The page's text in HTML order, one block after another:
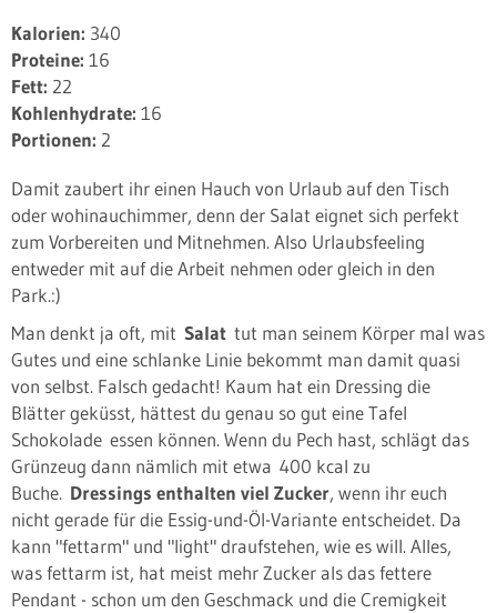
Kalorien: 340
Proteine: 16
Fett: 22
Kohlenhydrate: 16
Portionen: 2
Damit zaubert ihr einen Hauch von Urlaub auf den Tisch
oder wohinauchimmer, denn der Salat eignet sich perfekt
zum Vorbereiten und Mitnehmen. Also Urlaubsfeeling
entweder mit auf die Arbeit nehmen oder gleich in den
Park.:)
Man denkt ja oft, mit Salat tut man seinem Körper mal was
Gutes und eine schlanke Linie bekommt man damit quasi
von selbst. Falsch gedacht! Kaum hat ein Dressing die
Blätter geküsst, hättest du genau so gut eine Tafel
Schokolade essen können. Wenn du Pech hast, schlägt das
Grünzeug dann nämlich mit etwa 400 kcal zu
Buche. Dressings enthalten viel Zucker, wenn ihr euch
nicht gerade für die Essig-und-Öl-Variante entscheidet. Da
kann "fettarm" und "light" draufstehen, wie es will. Alles,
was fettarm ist, hat meist mehr Zucker als das fettere
Pendant - schon um den Geschmack und die Cremigkeit